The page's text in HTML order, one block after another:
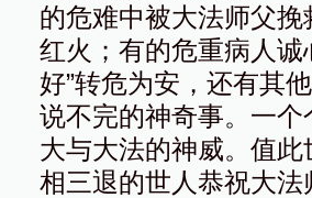
的危难中被大法师父
红火；有的危重病人诚
好”转危为安，还有其
说不完的神奇事。一
大与大法的神威。值
相三退的世人恭祝大